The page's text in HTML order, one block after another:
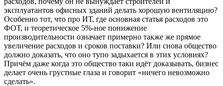
эксплуатантов офисных зданий делать хорошую вентиляцию?
Особенно тот, что про ИТ, где основная статья расходов это
ФОТ, и теоретическое 5%-ное понижение
производительности означает примерно также же прямое
увеличение расходов и сроков поставки? Или снова общество
должно доказать, что оно тупо задыхается в этих условиях?
Причём даже когда это общество таки идёт доказывать, бизнес
делает очень грустные глаза и говорит «ничего невозможно
сделать».